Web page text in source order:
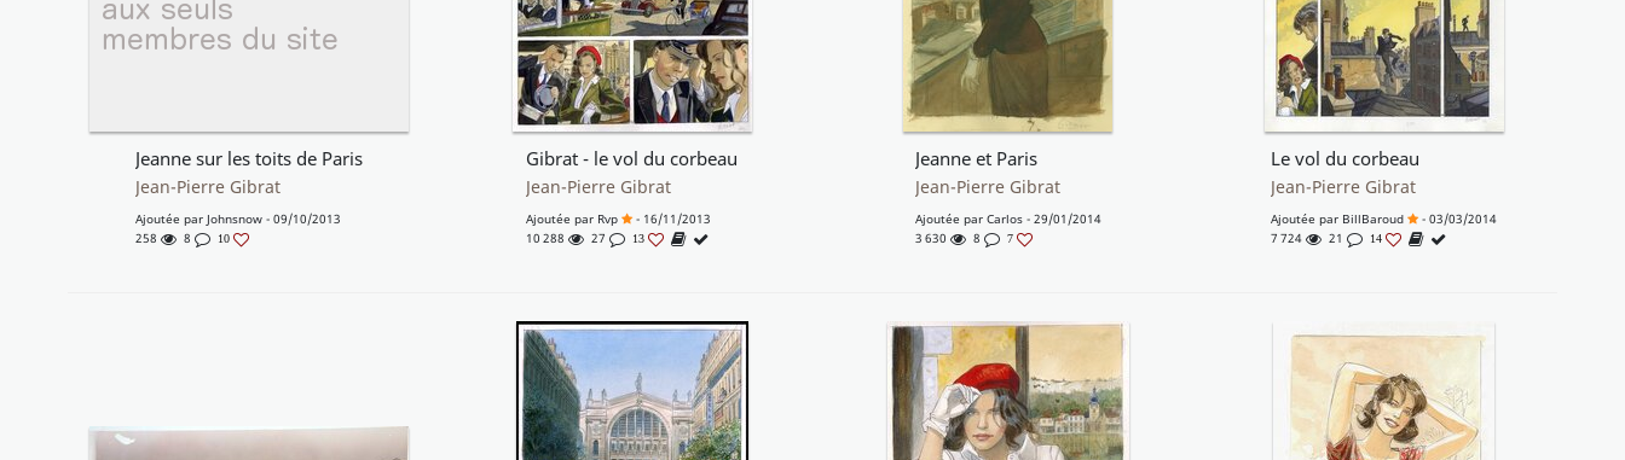
Jeanne sur les toits de Paris
Jean-Pierre Gibrat
Ajoutée par Johnsnow- 09/10/2013
258
8 10
Gibrat - le vol du corbeau
Jean-Pierre Gibrat
Ajoutée par Rvp
- 16/11/2013
10 288
27 13
Jeanne et Paris
Jean-Pierre Gibrat
Ajoutée par Carlos- 29/01/2014
3 630
8 7
Le vol du corbeau
Jean-Pierre Gibrat
Ajoutée par BillBaroud
- 03/03/2014
7 724
21 14